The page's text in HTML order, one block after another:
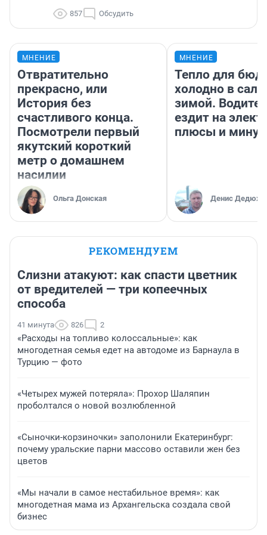
857 Обсудить
МНЕНИЕ
Отвратительно
прекрасно, или
История без
счастливого конца.
Посмотрели первый
якутский короткий
метр о домашнем
насилии
Ольга Донская
МНЕНИЕ
Тепло для
холодно в
зимой.
ездит на
плюсы и
Денис
РЕКОМЕНДУЕМ
Слизни атакуют: как спасти цветник
от вредителей — три копеечных
способа
41 минута 826 2
«Расходы на топливо колоссальные»: как
многодетная семья едет на автодоме из Барнаула в
Турцию — фото
«Четырех мужей потеряла»: Прохор Шаляпин
проболтался о новой возлюбленной
«Сыночки-корзиночки» заполонили Екатеринбург:
почему уральские парни массово оставили жен без
цветов
«Мы начали в самое нестабильное время»: как
многодетная мама из Архангельска создала свой
бизнес